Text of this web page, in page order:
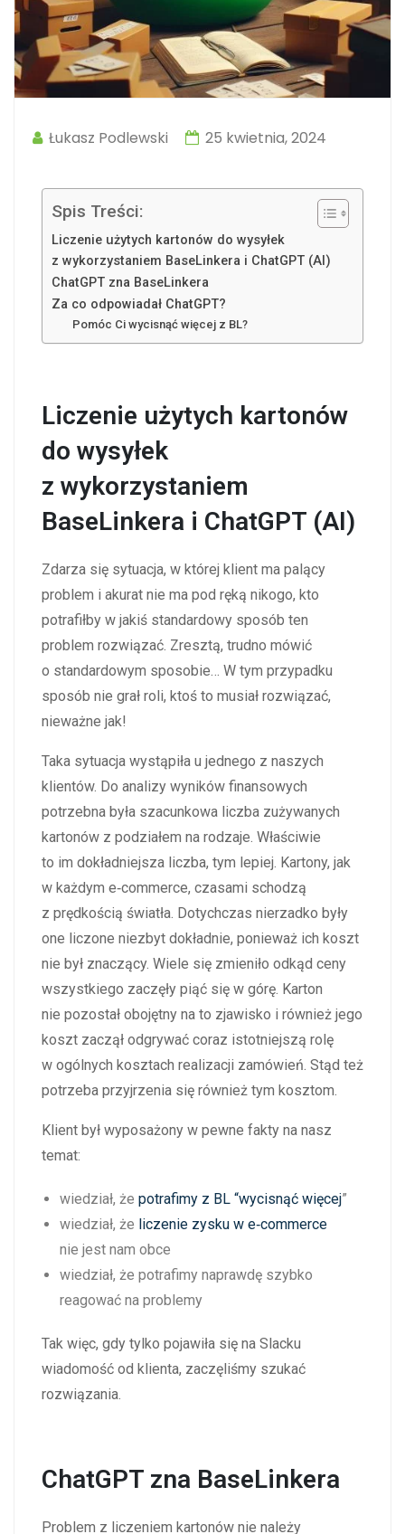
Łukasz Podlewski 25 kwietnia, 2024
Spis Treści:
Liczenie użytych kartonów do wysyłek
z wykorzystaniem BaseLinkera i ChatGPT (AI)
ChatGPT zna BaseLinkera
Za co odpowiadał ChatGPT?
Pomóc Ci wycisnąć więcej z BL?
Liczenie użytych kartonów
do wysyłek
z wykorzystaniem
BaseLinkera i ChatGPT (AI)
Zdarza się sytuacja, w której klient ma palący
problem i akurat nie ma pod ręką nikogo, kto
potrafiłby w jakiś standardowy sposób ten
problem rozwiązać. Zresztą, trudno mówić
o standardowym sposobie… W tym przypadku
sposób nie grał roli, ktoś to musiał rozwiązać,
nieważne jak!
Taka sytuacja wystąpiła u jednego z naszych
klientów. Do analizy wyników finansowych
potrzebna była szacunkowa liczba zużywanych
kartonów z podziałem na rodzaje. Właściwie
to im dokładniejsza liczba, tym lepiej. Kartony, jak
w każdym e‑commerce, czasami schodzą
z prędkością światła. Dotychczas nierzadko były
one liczone niezbyt dokładnie, ponieważ ich koszt
nie był znaczący. Wiele się zmieniło odkąd ceny
wszystkiego zaczęły piąć się w górę. Karton
nie pozostał obojętny na to zjawisko i również jego
koszt zaczął odgrywać coraz istotniejszą rolę
w ogólnych kosztach realizacji zamówień. Stąd też
potrzeba przyjrzenia się również tym kosztom.
Klient był wyposażony w pewne fakty na nasz
temat:
wiedział, że potrafimy z BL “wycisnąć więcej”
wiedział, że liczenie zysku w e‑commerce
nie jest nam obce
wiedział, że potrafimy naprawdę szybko
reagować na problemy
Tak więc, gdy tylko pojawiła się na Slacku
wiadomość od klienta, zaczęliśmy szukać
rozwiązania.
ChatGPT zna BaseLinkera
Problem z liczeniem kartonów nie należy